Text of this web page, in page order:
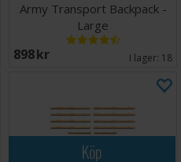
Army Transport Backpack -
Large
898 SEK I lager: 18
Köp